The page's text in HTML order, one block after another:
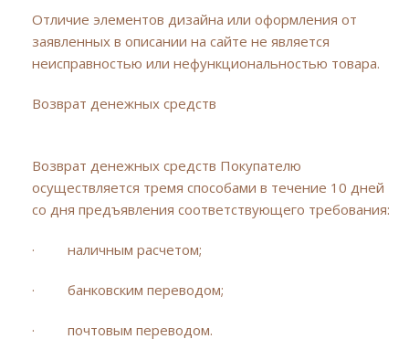
Отличие элементов дизайна или оформления от
заявленных в описании на сайте не является
неисправностью или нефункциональностью товара.
Возврат денежных средств
Возврат денежных средств Покупателю
осуществляется тремя способами в течение 10 дней
со дня предъявления соответствующего требования:
· наличным расчетом;
· банковским переводом;
· почтовым переводом.